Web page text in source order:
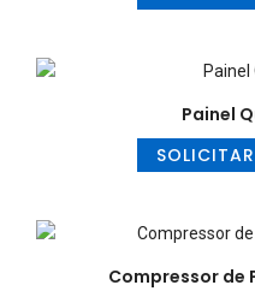
Painel
Compressor de